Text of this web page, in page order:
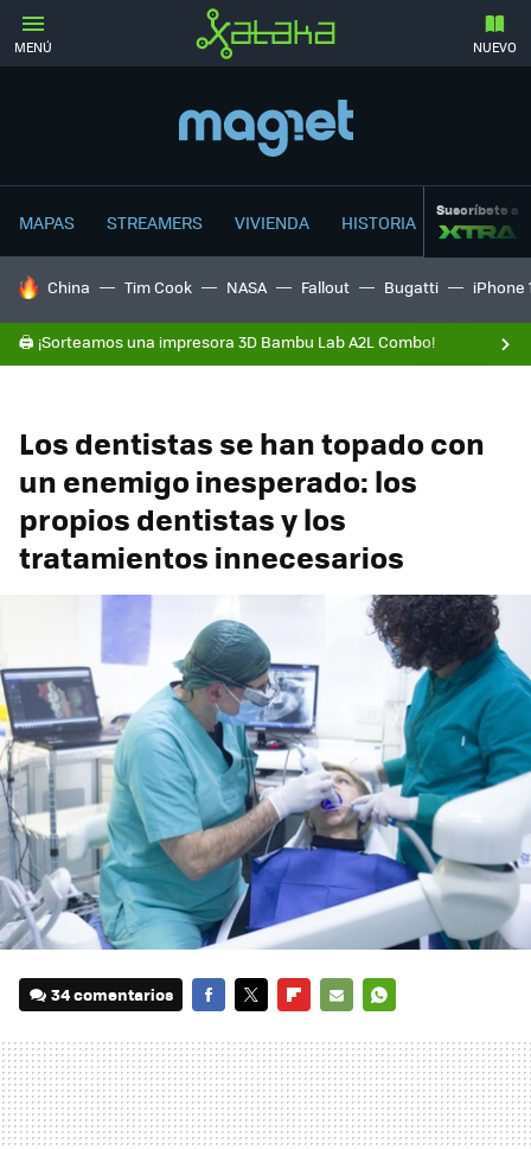
MENÚ NUEVO
MAPAS STREAMERS VIVIENDA HISTORIA Suscríbete a
HOY SE HABLA DE
China Tim Cook NASA Fallout Bugatti iPhone
🖨️ ¡Sorteamos una impresora 3D Bambu Lab A2L Combo!
Los dentistas se han topado con
un enemigo inesperado: los
propios dentistas y los
tratamientos innecesarios
34 comentarios
MAIL